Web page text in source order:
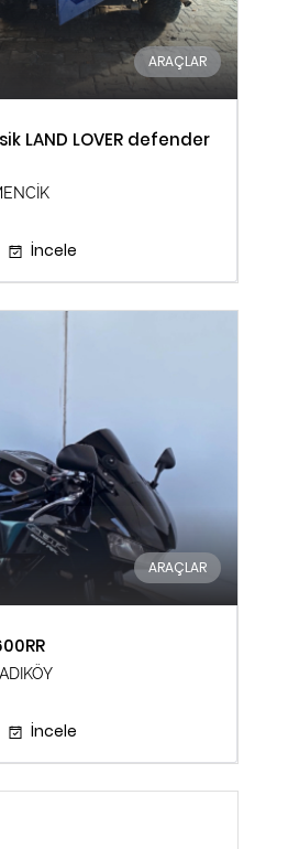
ARAÇLAR
LAND LOVER defender
İncele
ARAÇLAR
İncele